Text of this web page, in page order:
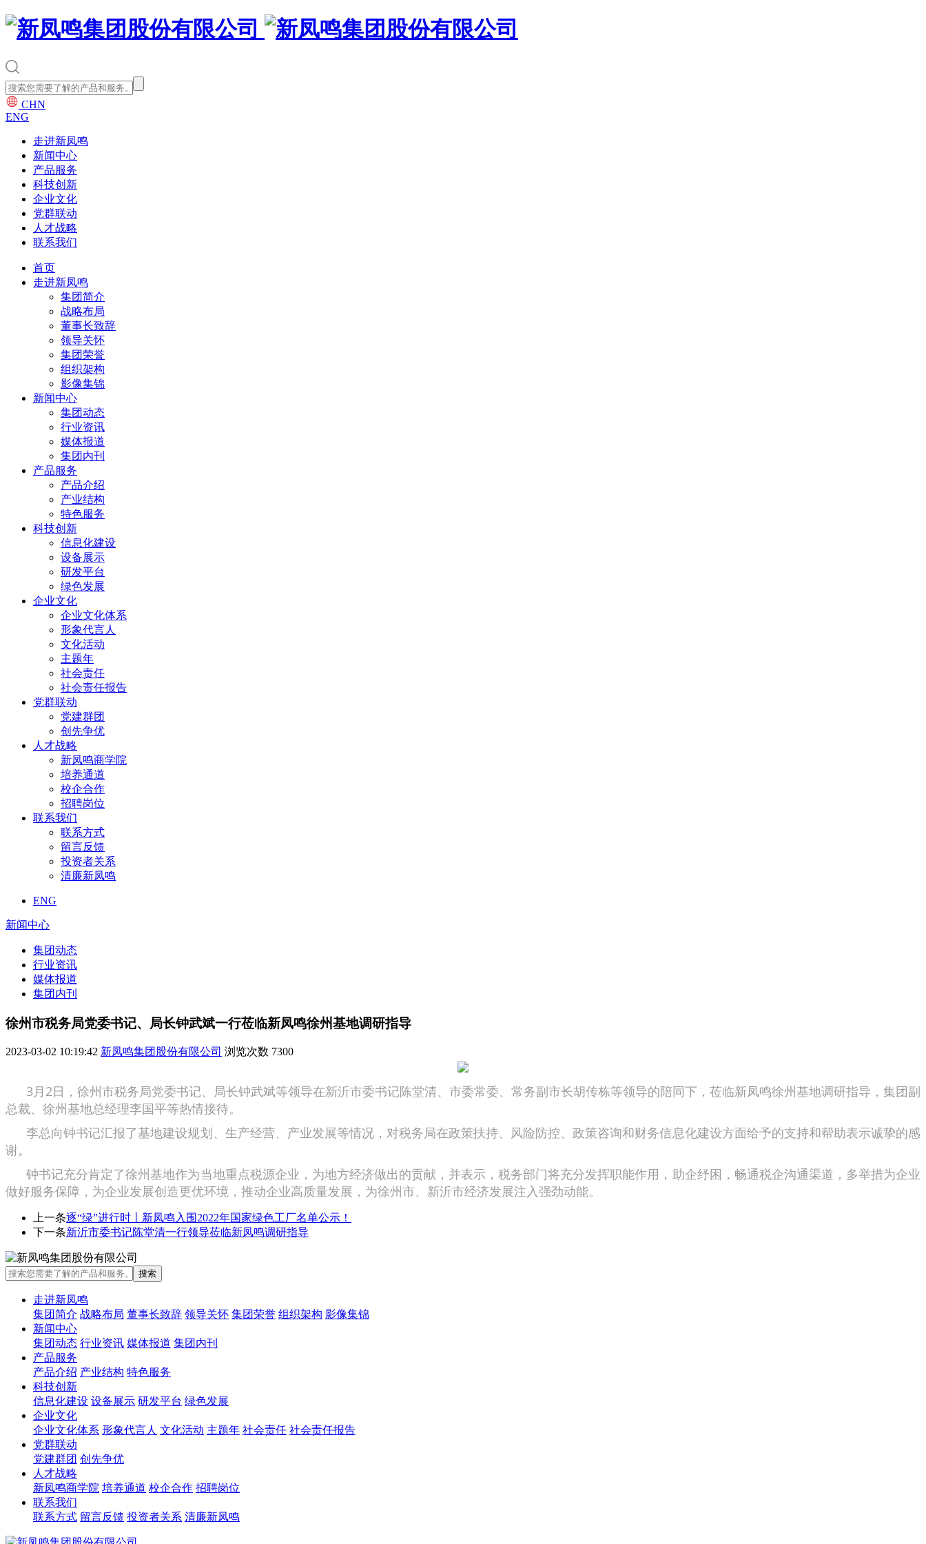
CHN
ENG
走进新凤鸣
新闻中心
产品服务
科技创新
企业文化
党群联动
人才战略
联系我们
首页
走进新凤鸣
集团简介
战略布局
董事长致辞
领导关怀
集团荣誉
组织架构
影像集锦
新闻中心
集团动态
行业资讯
媒体报道
集团内刊
产品服务
产品介绍
产业结构
特色服务
科技创新
信息化建设
设备展示
研发平台
绿色发展
企业文化
企业文化体系
形象代言人
文化活动
主题年
社会责任
社会责任报告
党群联动
党建群团
创先争优
人才战略
新凤鸣商学院
培养通道
校企合作
招聘岗位
联系我们
联系方式
留言反馈
投资者关系
清廉新凤鸣
ENG
新闻中心
集团动态
行业资讯
媒体报道
集团内刊
徐州市税务局党委书记、局长钟武斌一行莅临新凤鸣徐州基地调研指导
2023-03-02 10:19:42 新凤鸣集团股份有限公司 浏览次数 7300
3月2日，徐州市税务局党委书记、局长钟武斌等领导在新沂市委书记陈堂清、市委常委、常务副市长胡传栋等领导的陪同下，莅临新凤鸣徐州基地调研指导，集团副
总裁、徐州基地总经理李国平等热情接待。
李总向钟书记汇报了基地建设规划、生产经营、产业发展等情况，对税务局在政策扶持、风险防控、政策咨询和财务信息化建设方面给予的支持和帮助表示诚挚的感
谢。
钟书记充分肯定了徐州基地作为当地重点税源企业，为地方经济做出的贡献，并表示，税务部门将充分发挥职能作用，助企纾困，畅通税企沟通渠道，多举措为企业
做好服务保障，为企业发展创造更优环境，推动企业高质量发展，为徐州市、新沂市经济发展注入强劲动能。
上一条逐“绿”进行时丨新凤鸣入围2022年国家绿色工厂名单公示！
下一条新沂市委书记陈堂清一行领导莅临新凤鸣调研指导
走进新凤鸣
集团简介 战略布局 董事长致辞 领导关怀 集团荣誉 组织架构 影像集锦
新闻中心
集团动态 行业资讯 媒体报道 集团内刊
产品服务
产品介绍 产业结构 特色服务
科技创新
信息化建设 设备展示 研发平台 绿色发展
企业文化
企业文化体系 形象代言人 文化活动 主题年 社会责任 社会责任报告
党群联动
党建群团 创先争优
人才战略
新凤鸣商学院 培养通道 校企合作 招聘岗位
联系我们
联系方式 留言反馈 投资者关系 清廉新凤鸣